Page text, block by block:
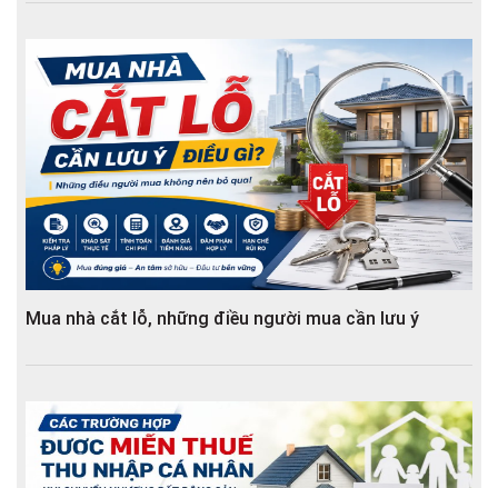
Mua nhà cắt lỗ, những điều người mua cần lưu ý